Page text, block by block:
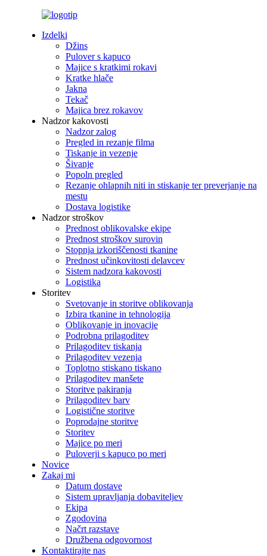
Izdelki
Džins
Pulover s kapuco
Majice s kratkimi rokavi
Kratke hlače
Jakna
Tekač
Majica brez rokavov
Nadzor kakovosti
Nadzor zalog
Pregled in rezanje filma
Tiskanje in vezenje
Šivanje
Popoln pregled
Rezanje ohlapnih niti in stiskanje ter preverjanje na
mestu
Dostava logistike
Nadzor stroškov
Prednost oblikovalske ekipe
Prednost stroškov surovin
Stopnja izkoriščenosti tkanine
Prednost učinkovitosti delavcev
Sistem nadzora kakovosti
Logistika
Storitev
Svetovanje in storitve oblikovanja
Izbira tkanine in tehnologija
Oblikovanje in inovacije
Podrobna prilagoditev
Prilagoditev tiskanja
Prilagoditev vezenja
Toplotno stiskano tiskano
Prilagoditev manšete
Storitve pakiranja
Prilagoditev barv
Logistične storitve
Poprodajne storitve
Storitev
Majice po meri
Puloverji s kapuco po meri
Novice
Zakaj mi
Datum dostave
Sistem upravljanja dobaviteljev
Ekipa
Zgodovina
Načrt razstave
Družbena odgovornost
Kontaktirajte nas